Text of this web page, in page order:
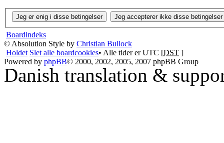
Boardindeks
© Absolution Style by Christian Bullock
Holdet Slet alle boardcookies• Alle tider er UTC [DST ]
Powered by phpBB© 2000, 2002, 2005, 2007 phpBB Group
Danish translation &